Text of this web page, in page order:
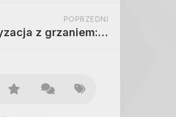
POPRZEDNI
Klimatyzacja z grzaniem: kiedy ma sens|Od chłodzenia do dogrzewania: pompa ciepła powietrze–powietrze